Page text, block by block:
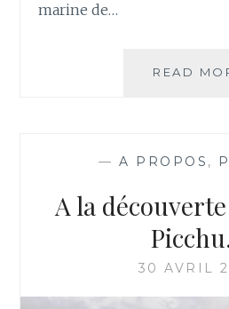
marine de…
READ
—A PROPOS ,
A la
30 AVRIL